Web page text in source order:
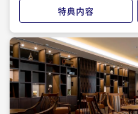
特典内容